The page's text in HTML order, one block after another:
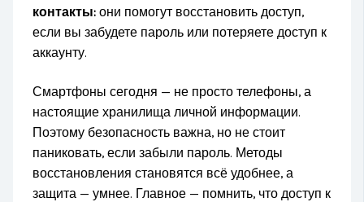
контакты: они помогут восстановить доступ,
если вы забудете пароль или потеряете доступ к
аккаунту.
Смартфоны сегодня — не просто телефоны, а
настоящие хранилища личной информации.
Поэтому безопасность важна, но не стоит
паниковать, если забыли пароль. Методы
восстановления становятся всё удобнее, а
защита — умнее. Главное — помнить, что доступ к